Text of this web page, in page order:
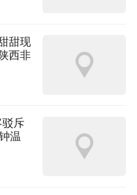
甜现
西非
斥
温